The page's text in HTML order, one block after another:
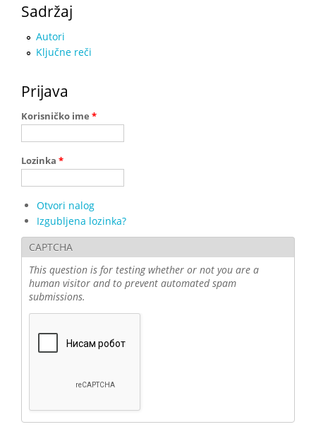
Sadržaj
Autori
Ključne reči
Prijava
Korisničko ime *
Lozinka *
Otvori nalog
Izgubljena lozinka?
CAPTCHA
This question is for testing whether or not you are a
human visitor and to prevent automated spam
submissions.